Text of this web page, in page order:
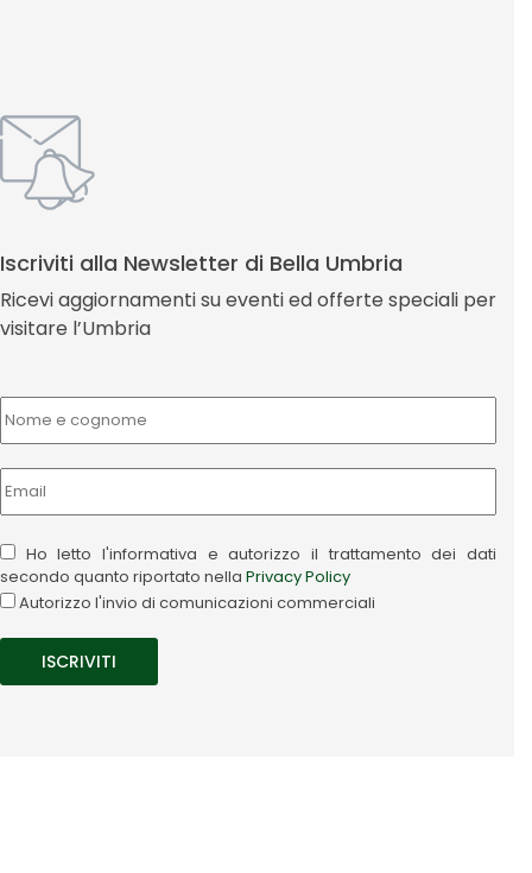
Iscriviti alla Newsletter di Bella Umbria
Ricevi aggiornamenti su eventi ed offerte speciali per
visitare l’Umbria
Ho letto l'informativa e autorizzo il trattamento dei dati
secondo quanto riportato nella Privacy Policy
Autorizzo l'invio di comunicazioni commerciali